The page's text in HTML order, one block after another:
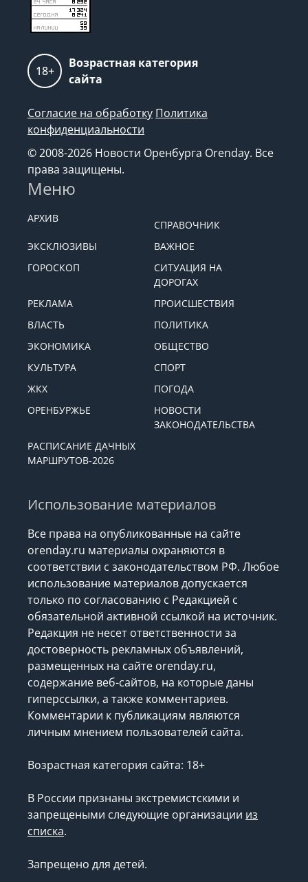
18+
Возрастная категория
сайта
Согласие на обработку Политика
конфиденциальности
© 2008-2026 Новости Оренбурга Orenday. Все
права защищены.
Меню
АРХИВ
СПРАВОЧНИК
ЭКСКЛЮЗИВЫ
ВАЖНОЕ
ГОРОСКОП
СИТУАЦИЯ НА
ДОРОГАХ
РЕКЛАМА
ПРОИСШЕСТВИЯ
ВЛАСТЬ
ПОЛИТИКА
ЭКОНОМИКА
ОБЩЕСТВО
КУЛЬТУРА
СПОРТ
ЖКХ
ПОГОДА
ОРЕНБУРЖЬЕ
НОВОСТИ
ЗАКОНОДАТЕЛЬСТВА
РАСПИСАНИЕ ДАЧНЫХ
МАРШРУТОВ-2026
Использование материалов
Все права на опубликованные на сайте
orenday.ru материалы охраняются в
соответствии с законодательством РФ. Любое
использование материалов допускается
только по согласованию с Редакцией с
обязательной активной ссылкой на источник.
Редакция не несет ответственности за
достоверность рекламных объявлений,
размещенных на сайте orenday.ru,
содержание веб-сайтов, на которые даны
гиперссылки, а также комментариев.
Комментарии к публикациям являются
личным мнением пользователей сайта.
Возрастная категория сайта: 18+
В России признаны экстремистскими и
запрещеными следующие организации из
списка.
Запрещено для детей.